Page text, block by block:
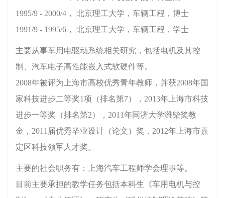
1995/9 - 2000/4， 北京理工大学，车辆工程，博士
1991/9 - 1995/6， 北京理工大学，车辆工程，学士
主要从事车用电驱动系统相关研究，包括电机及其控
制、汽车电子高性能嵌入式软硬件等。
2008年被评为上海市高校优秀青年教师，并获2008年国
家科技进步二等奖1项（排名第7），2013年上海市科技
进步一等奖（排名第2），2011年同济大学潍柴奖教
金，2011届优秀毕业设计（论文）奖，2012年上海市嘉
定区科技领军人才奖。
主要的社会职务有：上海汽车工程师学会理事等。
目前主要承担的教学任务包括本科生《车用电机与控